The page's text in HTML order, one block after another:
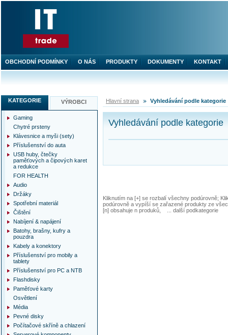
Hlavní strana Vyhledávání podle kategorie
Vyhledávání podle kategorie
Kliknutím na [+] se rozbalí všechny podúrovně;
podúrovně a vypíší se zařazené produkty ze
[n] obsahuje n produků, ... další podkategorie
KATEGORIE VÝROBCI
Gaming
Chytré prsteny
Klávesnice a myši (sety)
Příslušenství do auta
USB huby, čtečky
paměťových a čipových karet
a redukce
FOR HEALTH
Audio
Držáky
Spotřební materiál
Čištění
Nabíjení & napájení
Batohy, brašny, kufry a
pouzdra
Kabely a konektory
Příslušenství pro mobily a
tablety
Příslušenství pro PC a NTB
Flashdisky
Paměťové karty
Osvětlení
Média
Pevné disky
Počítačové skříně a chlazení
OBCHODNÍ PODMÍNKY O NÁS PRODUKTY DOKUMENTY KONTAKT